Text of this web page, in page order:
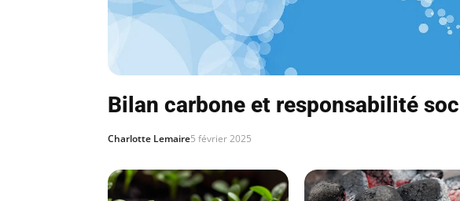
Bilan carbone et responsabilité
Charlotte Lemaire5 février 2025